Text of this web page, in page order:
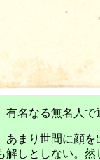
名なる無名人で
まり世間に顔を
解しとしない。